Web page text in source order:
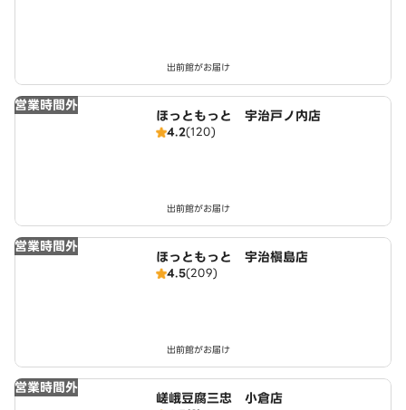
出前館がお届け
営業時間外
ほっともっと 宇治戸ノ内店
4.2(120)
出前館がお届け
営業時間外
ほっともっと 宇治槇島店
4.5(209)
出前館がお届け
営業時間外
嵯峨豆腐三忠 小倉店